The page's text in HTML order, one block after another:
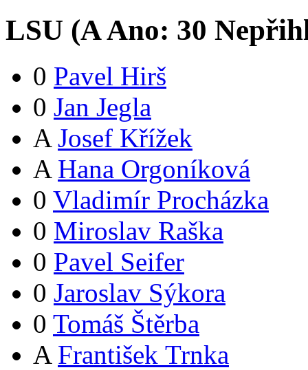
LSU (AAno: 30
0 Pavel Hirš
0 Jan Jegla
A Josef Křížek
A Hana Orgoníková
0 Vladimír Procházka
0 Miroslav Raška
0 Pavel Seifer
0 Jaroslav Sýkora
0 Tomáš Štěrba
A František Trnka